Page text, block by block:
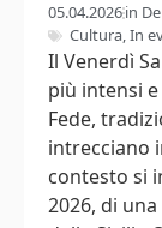
05.04.2026in
Cultura,In
Il Venerdì
più intensi
Fede,
intrecciano
contesto si
2026, di